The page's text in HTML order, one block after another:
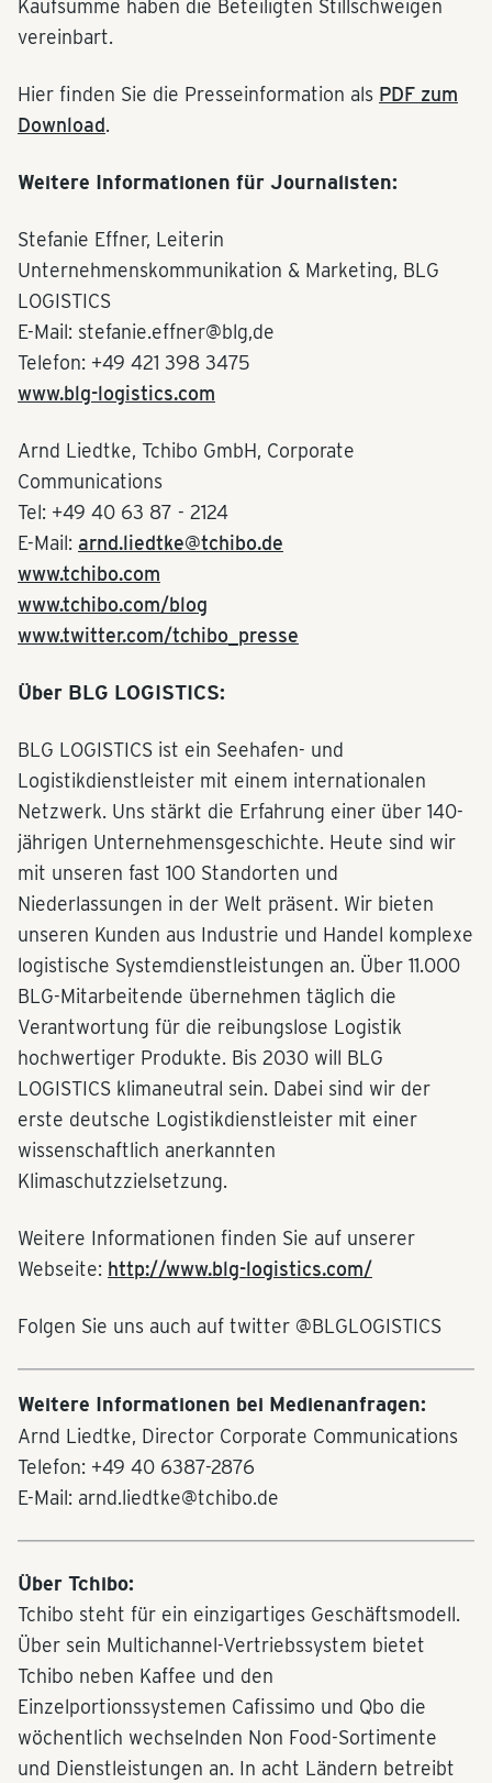
Kaufsumme haben die Beteiligten Stillschweigen
vereinbart.
Hier finden Sie die Presseinformation als PDF zum
Download.
Weitere Informationen für Journalisten:
Stefanie Effner, Leiterin
Unternehmenskommunikation & Marketing, BLG
LOGISTICS
E-Mail: stefanie.effner@blg,de
Telefon: +49 421 398 3475
www.blg-logistics.com
Arnd Liedtke, Tchibo GmbH, Corporate
Communications
Tel: +49 40 63 87 - 2124
E-Mail: arnd.liedtke@tchibo.de
www.tchibo.com
www.tchibo.com/blog
www.twitter.com/tchibo_presse
Über BLG LOGISTICS:
BLG LOGISTICS ist ein Seehafen- und
Logistikdienstleister mit einem internationalen
Netzwerk. Uns stärkt die Erfahrung einer über 140-
jährigen Unternehmensgeschichte. Heute sind wir
mit unseren fast 100 Standorten und
Niederlassungen in der Welt präsent. Wir bieten
unseren Kunden aus Industrie und Handel komplexe
logistische Systemdienstleistungen an. Über 11.000
BLG-Mitarbeitende übernehmen täglich die
Verantwortung für die reibungslose Logistik
hochwertiger Produkte. Bis 2030 will BLG
LOGISTICS klimaneutral sein. Dabei sind wir der
erste deutsche Logistikdienstleister mit einer
wissenschaftlich anerkannten
Klimaschutzzielsetzung.
Weitere Informationen finden Sie auf unserer
Webseite: http://www.blg-logistics.com/
Folgen Sie uns auch auf twitter @BLGLOGISTICS
Weitere Informationen bei Medienanfragen:
Arnd Liedtke, Director Corporate Communications
Telefon: +49 40 6387-2876
E-Mail: arnd.liedtke@tchibo.de
Über Tchibo:
Tchibo steht für ein einzigartiges Geschäftsmodell.
Über sein Multichannel-Vertriebssystem bietet
Tchibo neben Kaffee und den
Einzelportionssystemen Cafissimo und Qbo die
wöchentlich wechselnden Non Food-Sortimente
und Dienstleistungen an. In acht Ländern betreibt